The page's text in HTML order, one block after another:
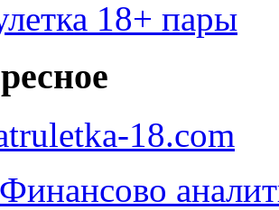
18+ пары
18.com
Финансово